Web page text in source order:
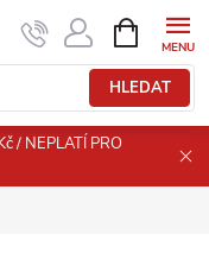
HLEDAT
NÁKUPNÍ
KOŠÍK
/ NEPLATÍ PRO